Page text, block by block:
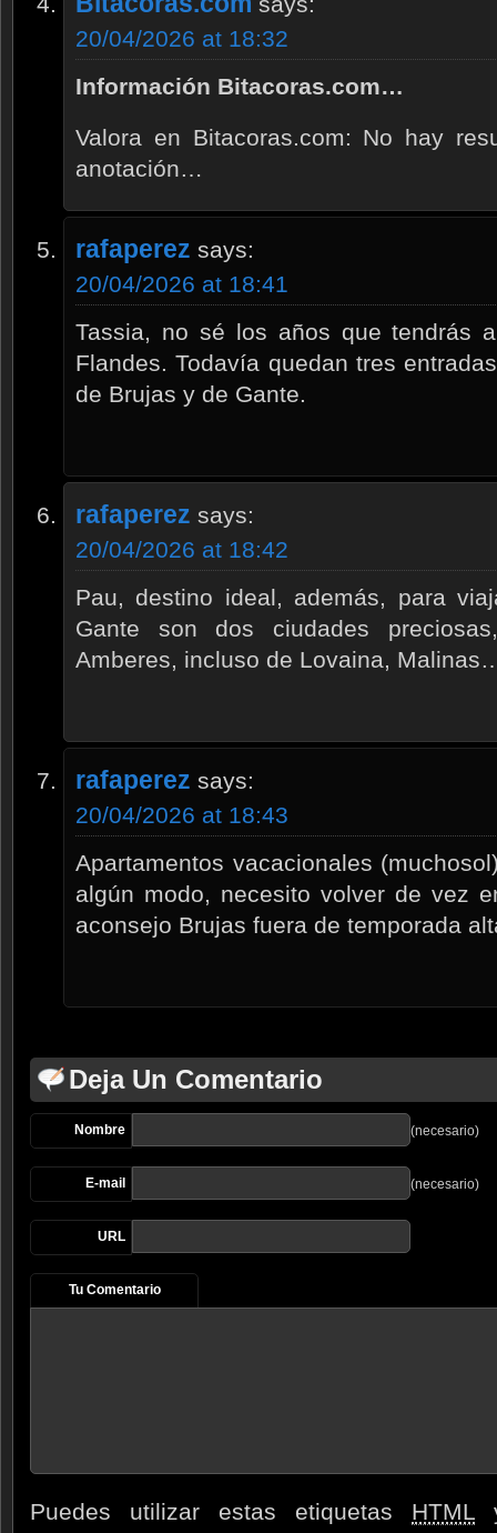
20/04/2026 at 18:32
Información Bitacoras.com…
Valora en Bitacoras.com: No hay
anotación…
rafaperez says:
20/04/2026 at 18:41
Tassia, no sé los años que tendrás
Flandes. Todavía quedan tres
de Brujas y de Gante.
rafaperez says:
20/04/2026 at 18:42
Pau, destino ideal, además, para
Gante son dos ciudades
Amberes, incluso de Lovaina,
rafaperez says:
20/04/2026 at 18:43
Apartamentos vacacionales
algún modo, necesito volver de vez
aconsejo Brujas fuera de temporada
Deja Un Comentario
Nombre (necesario)
E-mail (necesario)
URL
Tu Comentario
Puedes utilizar estas etiquetas HTML